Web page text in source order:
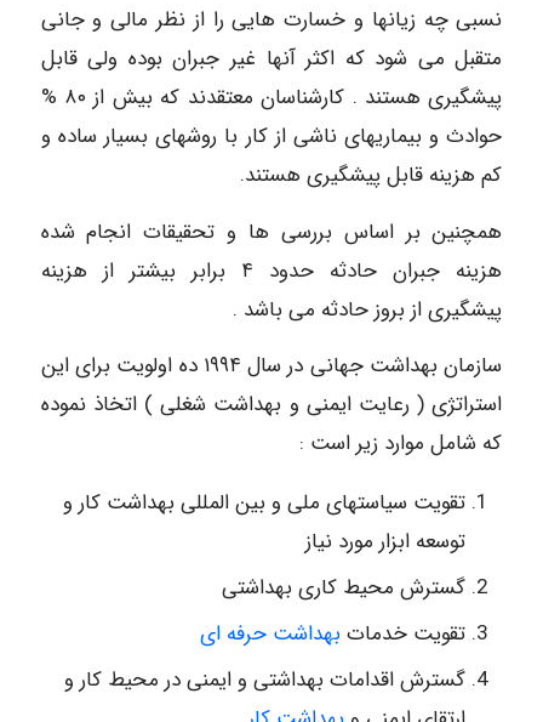
نسبی چه زیانها و خسارت هایی را از نظر مالی و جانی
متقبل می شود که اکثر آنها غیر جبران بوده ولی قابل
پیشگیری هستند . کارشناسان معتقدند که بیش از ٨٠ %
حوادث و بیماریهای ناشی از کار با روشهای بسیار ساده و
کم هزینه قابل پیشگیری هستند.
همچنین بر اساس بررسی ها و تحقیقات انجام شده
هزینه جبران حادثه حدود ۴ برابر بیشتر از هزینه
پیشگیری از بروز حادثه می باشد .
سازمان بهداشت جهانی در سال ١٩٩۴ ده اولویت برای این
استراتژی ( رعایت ایمنی و بهداشت شغلی ) اتخاذ نموده
که شامل موارد زیر است :
تقویت سیاستهای ملی و بین المللی بهداشت کار و
توسعه ابزار مورد نیاز
گسترش محیط کاری بهداشتی
تقویت خدماتبهداشت حرفه ای
گسترش اقدامات بهداشتی و ایمنی در محیط کار و